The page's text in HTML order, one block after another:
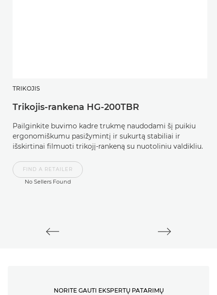
TRIKOJIS
Trikojis-rankena HG-200TBR
Pailginkite buvimo kadre trukmę naudodami šį puikiu
ergonomiškumu pasižymintį ir sukurtą stabiliai ir
išskirtinai filmuoti trikojį-rankeną su nuotoliniu valdikliu.
FIND A RETAILER
No Sellers Found
NORITE GAUTI EKSPERTŲ PATARIMŲ